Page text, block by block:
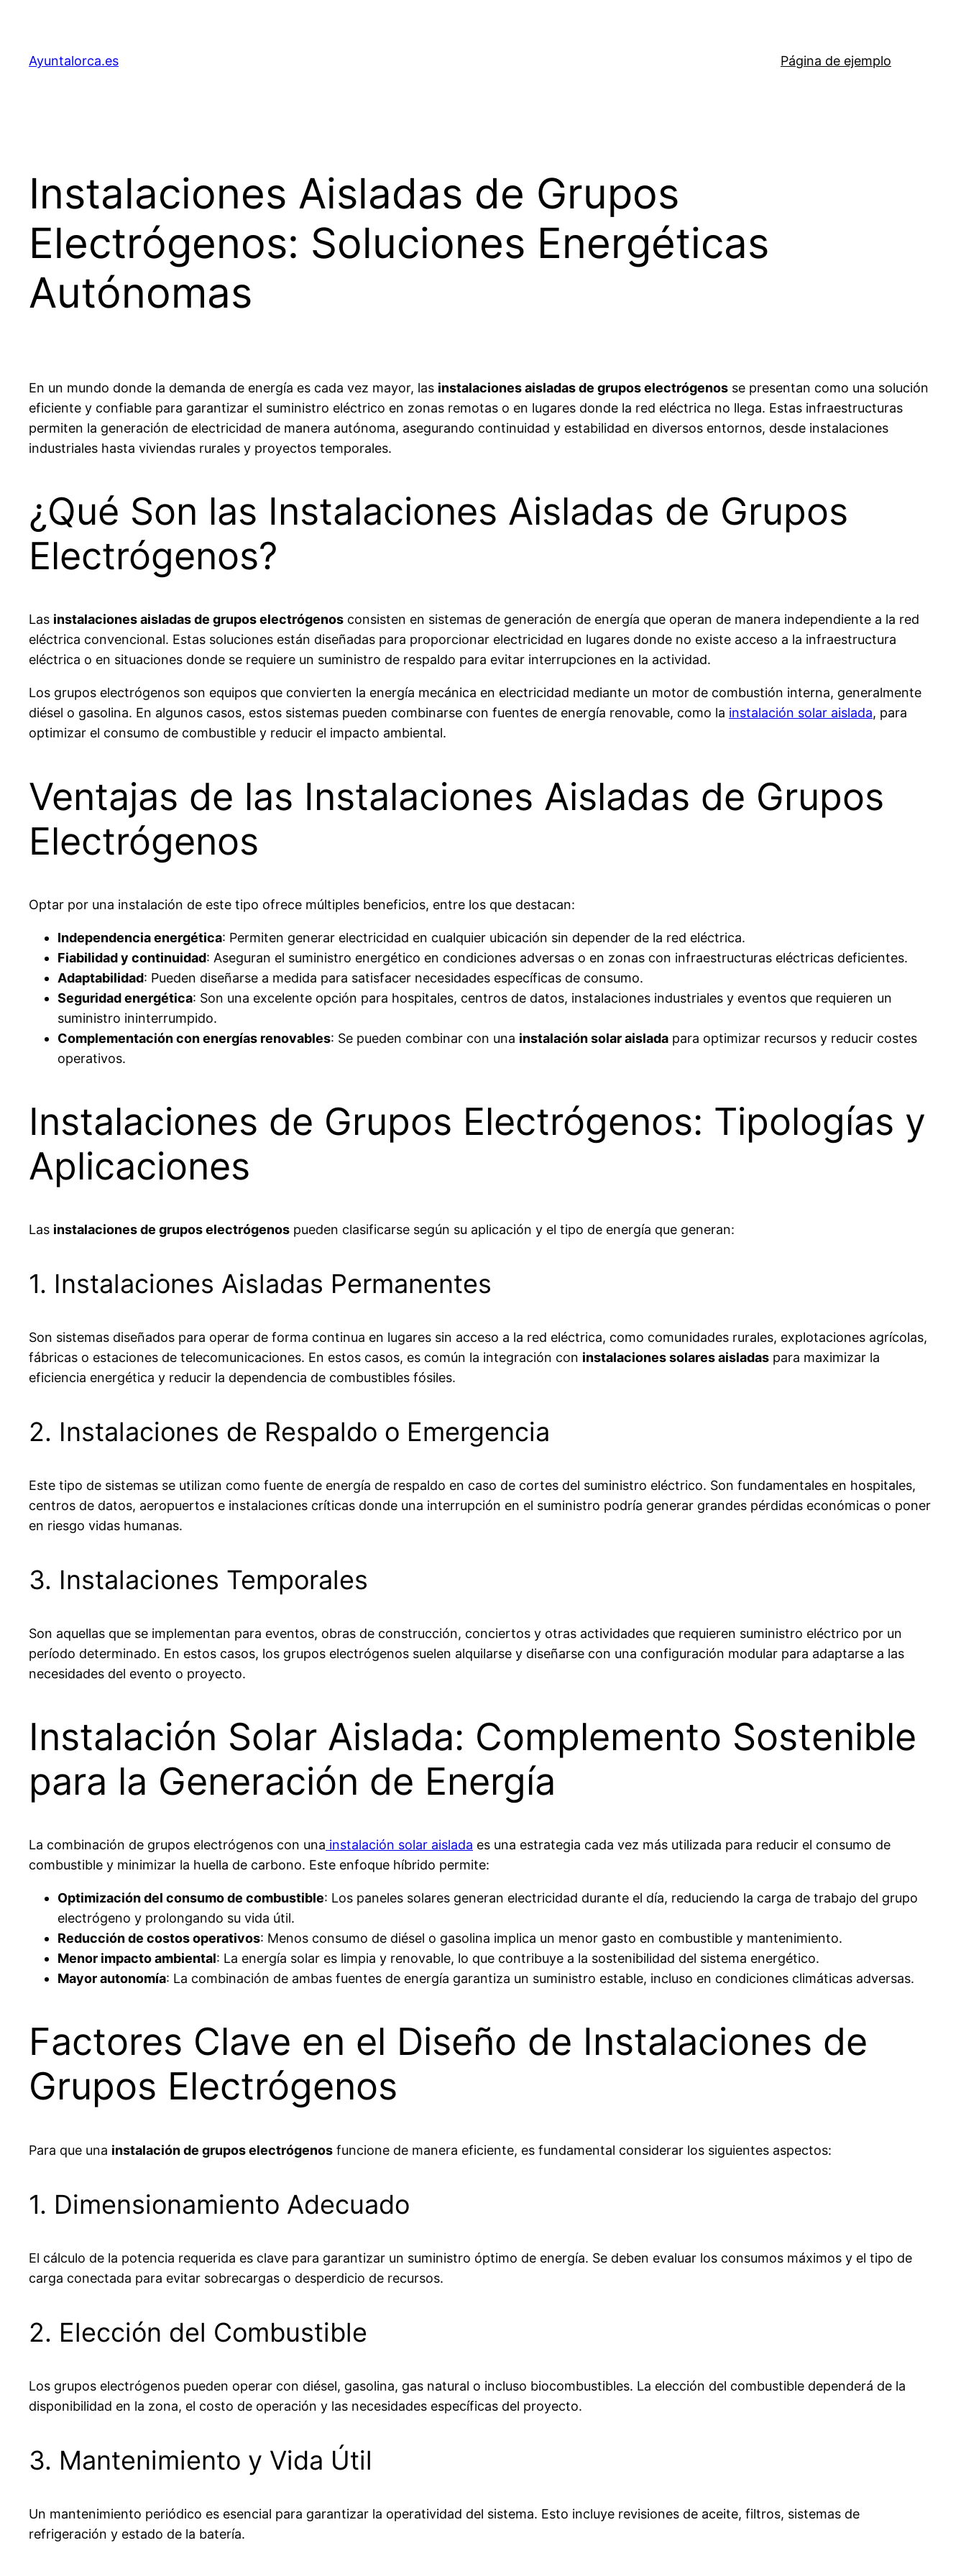
contenido
Ayuntalorca.es Página de ejemplo
Instalaciones Aisladas de Grupos
Electrógenos: Soluciones Energéticas
Autónomas
En un mundo donde la demanda de energía es cada vez mayor, las instalaciones aisladas de grupos electrógenos se presentan como una solución
eficiente y confiable para garantizar el suministro eléctrico en zonas remotas o en lugares donde la red eléctrica no llega. Estas infraestructuras
permiten la generación de electricidad de manera autónoma, asegurando continuidad y estabilidad en diversos entornos, desde instalaciones
industriales hasta viviendas rurales y proyectos temporales.
¿Qué Son las Instalaciones Aisladas de Grupos
Electrógenos?
Las instalaciones aisladas de grupos electrógenos consisten en sistemas de generación de energía que operan de manera independiente a la red
eléctrica convencional. Estas soluciones están diseñadas para proporcionar electricidad en lugares donde no existe acceso a la infraestructura
eléctrica o en situaciones donde se requiere un suministro de respaldo para evitar interrupciones en la actividad.
Los grupos electrógenos son equipos que convierten la energía mecánica en electricidad mediante un motor de combustión interna, generalmente
diésel o gasolina. En algunos casos, estos sistemas pueden combinarse con fuentes de energía renovable, como la instalación solar aislada, para
optimizar el consumo de combustible y reducir el impacto ambiental.
Ventajas de las Instalaciones Aisladas de Grupos
Electrógenos
Optar por una instalación de este tipo ofrece múltiples beneficios, entre los que destacan:
Independencia energética: Permiten generar electricidad en cualquier ubicación sin depender de la red eléctrica.
Fiabilidad y continuidad: Aseguran el suministro energético en condiciones adversas o en zonas con infraestructuras eléctricas deficientes.
Adaptabilidad: Pueden diseñarse a medida para satisfacer necesidades específicas de consumo.
Seguridad energética: Son una excelente opción para hospitales, centros de datos, instalaciones industriales y eventos que requieren un
suministro ininterrumpido.
Complementación con energías renovables: Se pueden combinar con una instalación solar aislada para optimizar recursos y reducir costes
operativos.
Instalaciones de Grupos Electrógenos: Tipologías y
Aplicaciones
Las instalaciones de grupos electrógenos pueden clasificarse según su aplicación y el tipo de energía que generan:
1. Instalaciones Aisladas Permanentes
Son sistemas diseñados para operar de forma continua en lugares sin acceso a la red eléctrica, como comunidades rurales, explotaciones agrícolas,
fábricas o estaciones de telecomunicaciones. En estos casos, es común la integración con instalaciones solares aisladas para maximizar la
eficiencia energética y reducir la dependencia de combustibles fósiles.
2. Instalaciones de Respaldo o Emergencia
Este tipo de sistemas se utilizan como fuente de energía de respaldo en caso de cortes del suministro eléctrico. Son fundamentales en hospitales,
centros de datos, aeropuertos e instalaciones críticas donde una interrupción en el suministro podría generar grandes pérdidas económicas o poner
en riesgo vidas humanas.
3. Instalaciones Temporales
Son aquellas que se implementan para eventos, obras de construcción, conciertos y otras actividades que requieren suministro eléctrico por un
período determinado. En estos casos, los grupos electrógenos suelen alquilarse y diseñarse con una configuración modular para adaptarse a las
necesidades del evento o proyecto.
Instalación Solar Aislada: Complemento Sostenible
para la Generación de Energía
La combinación de grupos electrógenos con una instalación solar aislada es una estrategia cada vez más utilizada para reducir el consumo de
combustible y minimizar la huella de carbono. Este enfoque híbrido permite:
Optimización del consumo de combustible: Los paneles solares generan electricidad durante el día, reduciendo la carga de trabajo del grupo
electrógeno y prolongando su vida útil.
Reducción de costos operativos: Menos consumo de diésel o gasolina implica un menor gasto en combustible y mantenimiento.
Menor impacto ambiental: La energía solar es limpia y renovable, lo que contribuye a la sostenibilidad del sistema energético.
Mayor autonomía: La combinación de ambas fuentes de energía garantiza un suministro estable, incluso en condiciones climáticas adversas.
Factores Clave en el Diseño de Instalaciones de
Grupos Electrógenos
Para que una instalación de grupos electrógenos funcione de manera eficiente, es fundamental considerar los siguientes aspectos:
1. Dimensionamiento Adecuado
El cálculo de la potencia requerida es clave para garantizar un suministro óptimo de energía. Se deben evaluar los consumos máximos y el tipo de
carga conectada para evitar sobrecargas o desperdicio de recursos.
2. Elección del Combustible
Los grupos electrógenos pueden operar con diésel, gasolina, gas natural o incluso biocombustibles. La elección del combustible dependerá de la
disponibilidad en la zona, el costo de operación y las necesidades específicas del proyecto.
3. Mantenimiento y Vida Útil
Un mantenimiento periódico es esencial para garantizar la operatividad del sistema. Esto incluye revisiones de aceite, filtros, sistemas de
refrigeración y estado de la batería.